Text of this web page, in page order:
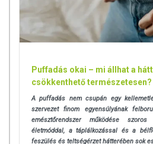
Puffadás okai – mi állhat a
csökkenthető természetesen?
A puffadás nem csupán egy
szervezet finom egyensúlyának
emésztőrendszer működése
életmóddal, a táplálkozással és a
feszülés és teltségérzet hátterében sok